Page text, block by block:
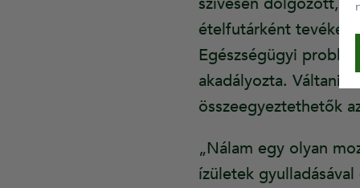
ételfutárként
Egészségügyi
akadályozta. Váltania
összeegyeztethetők
„Nálam egy olyan
ízületek